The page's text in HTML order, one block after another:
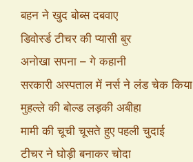
बहन ने खुद बोब्स दबवाए
डिवोर्स्ड टीचर की प्यासी बुर
अनोखा सपना – गे कहानी
सरकारी अस्पताल में नर्स ने लंड चेक किया
मुहल्ले की बोल्ड लड़की अबीहा
मामी की चूची चूसते हुए पहली चुदाई
टीचर ने घोड़ी बनाकर चोदा